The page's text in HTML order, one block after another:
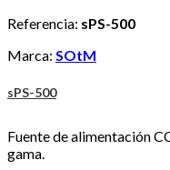
Referencia: sPS-500
Marca: SOtM
sPS-500
Fuente de alimentación
gama.